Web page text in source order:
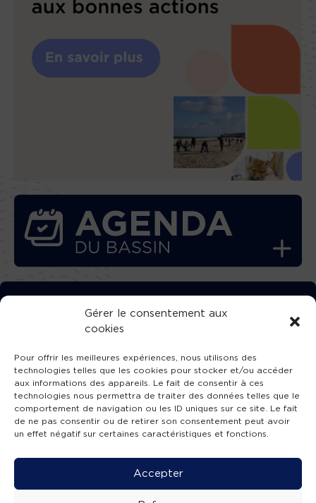
Gérer le consentement aux
cookies
Pour offrir les meilleures expériences, nous utilisons des
technologies telles que les cookies pour stocker et/ou accéder
aux informations des appareils. Le fait de consentir à ces
technologies nous permettra de traiter des données telles que le
comportement de navigation ou les ID uniques sur ce site. Le fait
de ne pas consentir ou de retirer son consentement peut avoir
un effet négatif sur certaines caractéristiques et fonctions.
Accepter
TÉLÉCHARGEZ GRATUITEMENT
L’APPLICATION TVBA !
SUIVEZ-NOUS !
Mentions légales -Accessibilité